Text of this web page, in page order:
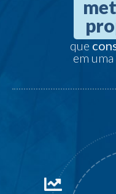
que
em uma